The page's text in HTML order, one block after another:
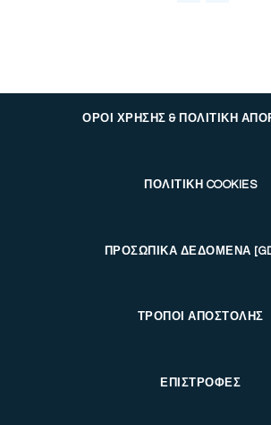
ΟΡΟΙ ΧΡΗΣΗΣ & ΠΟΛΙΤΙΚΗ
ΠΟΛΙΤΙΚΗ COOKIES
ΠΡΟΣΩΠΙΚΑ ΔΕΔΟΜΕΝΑ
ΤΡΟΠΟΙ ΑΠΟΣΤΟΛΗΣ
ΕΠΙΣΤΡΟΦΕΣ